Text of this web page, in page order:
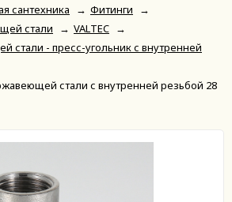
сантехника → Фитинги
→
стали
→ VALTEC →
стали - пресс-угольник с внутренней
стали с внутренней резьбой 28